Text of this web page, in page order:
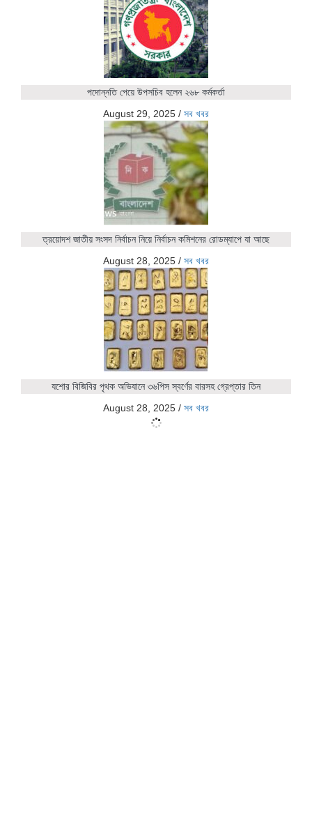
পদোন্নতি পেয়ে উপসচিব হলেন ২৬৮ কর্মকর্তা
August 29, 2025 / সব খবর
ত্রয়োদশ জাতীয় সংসদ নির্বাচন নিয়ে নির্বাচন কমিশনের রোডম্যাপে যা আছে
August 28, 2025 / সব খবর
যশোর বিজিবির পৃথক অভিযানে ৩৬পিস স্বর্ণের বারসহ গ্রেপ্তার তিন
August 28, 2025 / সব খবর